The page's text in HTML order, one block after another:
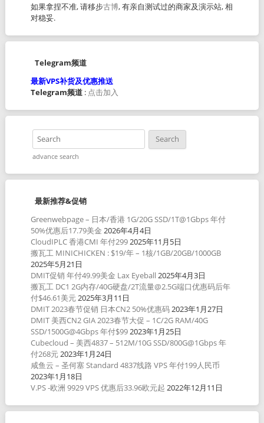
如果拿捏不准, 请移步古博, 有亲自测试过的商家及演示站, 相
对稳妥.
Telegram频道
最新VPS补货及优惠推送
Telegram频道: 点击加入
advance search
最新推荐&促销
Greenwebpage – 日本/香港 1G/20G SSD/1T@1Gbps 年付
50%优惠后17.79美金 2026年4月4日
CloudIPLC 香港CMI 年付2992025年11月5日
搬瓦工 MINICHICKEN : $19/年 – 1核/1GB/20GB/1000GB
2025年5月21日
DMIT促销 年付49.99美金 Lax Eyeball 2025年4月3日
搬瓦工 DC1 2G内存/40G硬盘/2T流量@2.5G端口优惠码后年
付$46.61美元2025年3月11日
DMIT 2023春节促销 日本CN2 50%优惠码2023年1月27日
DMIT 美西CN2 GIA 2023春节大促 – 1C/2G RAM/40G
SSD/1500G@4Gbps 年付$992023年1月25日
Cubecloud – 美西4837 – 512M/10G SSD/800G@1Gbps 年
付268元2023年1月24日
咸鱼云 – 圣何塞 Standard 4837线路 VPS 年付199人民币
2023年1月18日
V.PS -欧洲 9929 VPS 优惠后33.96欧元起 2022年12月11日